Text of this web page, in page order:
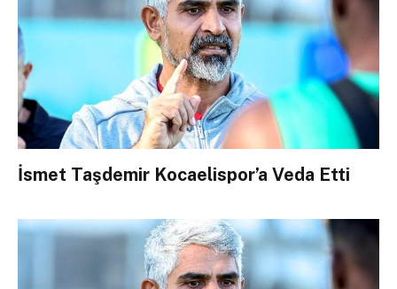
İsmet Taşdemir Kocaelispor’a Veda Etti